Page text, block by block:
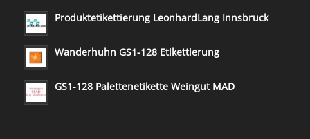
Produktetikettierung LeonhardLang Innsbruck
Wanderhuhn GS1-128 Etikettierung
GS1-128 Palettenetikette Weingut MAD